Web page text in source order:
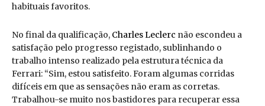
habituais favoritos.
No final da qualificação, Charles Leclerc não escondeu a
satisfação pelo progresso registado, sublinhando o
trabalho intenso realizado pela estrutura técnica da
Ferrari: “Sim, estou satisfeito. Foram algumas corridas
difíceis em que as sensações não eram as corretas.
Trabalhou-se muito nos bastidores para recuperar essa